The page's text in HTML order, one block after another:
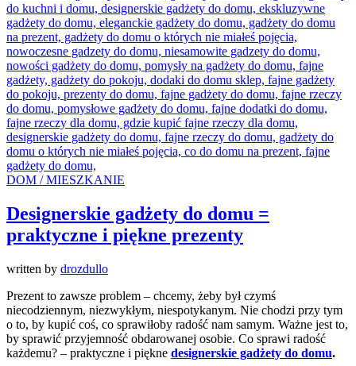
DOM / MIESZKANIE
Designerskie gadżety do domu =
praktyczne i piękne prezenty
written by drozdullo
Prezent to zawsze problem – chcemy, żeby był czymś
niecodziennym, niezwykłym, niespotykanym. Nie chodzi przy tym
o to, by kupić coś, co sprawiłoby radość nam samym. Ważne jest to,
by sprawić przyjemność obdarowanej osobie. Co sprawi radość
każdemu? – praktyczne i piękne designerskie gadżety do domu.